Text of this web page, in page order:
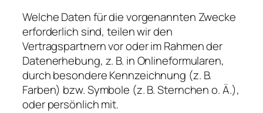
Welche Daten für die vorgenannten Zwecke
erforderlich sind, teilen wir den
Vertragspartnern vor oder im Rahmen der
Datenerhebung, z. B. in Onlineformularen,
durch besondere Kennzeichnung (z. B.
Farben) bzw. Symbole (z. B. Sternchen o. Ä.),
oder persönlich mit.